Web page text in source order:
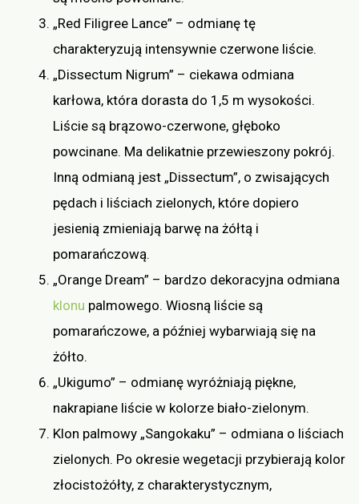
„Red Filigree Lance” – odmianę tę
charakteryzują intensywnie czerwone liście.
„Dissectum Nigrum” – ciekawa odmiana
karłowa, która dorasta do 1,5 m wysokości.
Liście są brązowo-czerwone, głęboko
powcinane. Ma delikatnie przewieszony pokrój.
Inną odmianą jest „Dissectum”, o zwisających
pędach i liściach zielonych, które dopiero
jesienią zmieniają barwę na żółtą i
pomarańczową.
„Orange Dream” – bardzo dekoracyjna odmiana
klonu palmowego. Wiosną liście są
pomarańczowe, a później wybarwiają się na
żółto.
„Ukigumo” – odmianę wyróżniają piękne,
nakrapiane liście w kolorze biało-zielonym.
Klon palmowy „Sangokaku” – odmiana o liściach
zielonych. Po okresie wegetacji przybierają kolor
złocistożółty, z charakterystycznym,